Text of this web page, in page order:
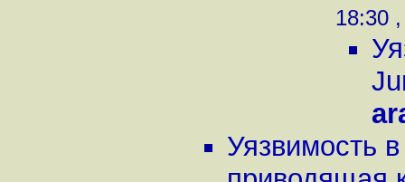
18:30
Уязвимость